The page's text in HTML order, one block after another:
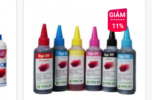
11%